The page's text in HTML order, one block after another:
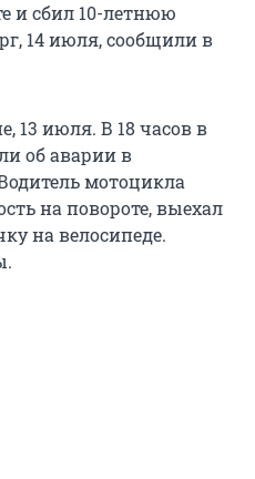
и сбил 10-летнюю
14 июля, сообщили в
13 июля. В 18 часов в
об аварии в
мотоцикла
на повороте, выехал
на велосипеде.